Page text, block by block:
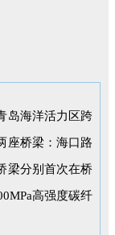
岛海洋活力区跨
座桥梁：海口路
梁分别首次在桥
高强度碳纤